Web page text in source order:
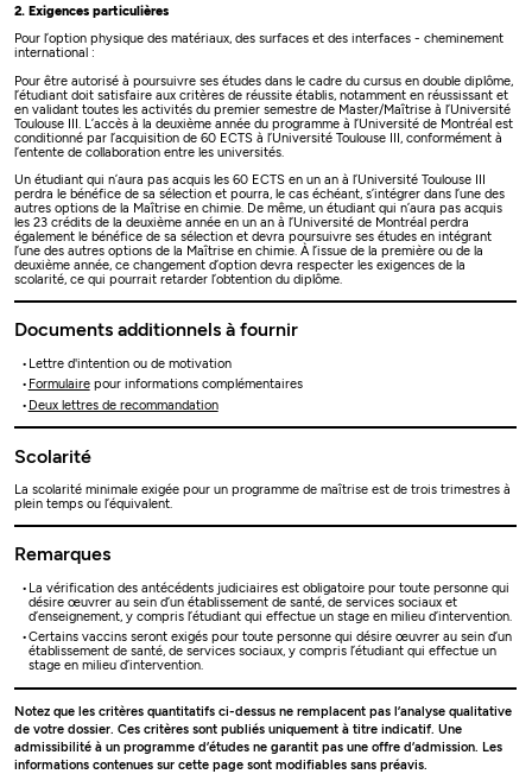
2. Exigences particulières
Pour l’option physique des matériaux, des surfaces et des interfaces - cheminement
international :
Pour être autorisé à poursuivre ses études dans le cadre du cursus en double diplôme,
l’étudiant doit satisfaire aux critères de réussite établis, notamment en réussissant et
en validant toutes les activités du premier semestre de Master/Maîtrise à l’Université
Toulouse III. L’accès à la deuxième année du programme à l’Université de Montréal est
conditionné par l’acquisition de 60 ECTS à l’Université Toulouse III, conformément à
l’entente de collaboration entre les universités.
Un étudiant qui n’aura pas acquis les 60 ECTS en un an à l’Université Toulouse III
perdra le bénéfice de sa sélection et pourra, le cas échéant, s’intégrer dans l’une des
autres options de la Maîtrise en chimie. De même, un étudiant qui n’aura pas acquis
les 23 crédits de la deuxième année en un an à l’Université de Montréal perdra
également le bénéfice de sa sélection et devra poursuivre ses études en intégrant
l’une des autres options de la Maîtrise en chimie. À l’issue de la première ou de la
deuxième année, ce changement d’option devra respecter les exigences de la
scolarité, ce qui pourrait retarder l’obtention du diplôme.
Documents additionnels à fournir
Lettre d'intention ou de motivation
Formulairepour informations complémentaires
Deux lettres de recommandation
Scolarité
La scolarité minimale exigée pour un programme de maîtrise est de trois trimestres à
plein temps ou l’équivalent.
Remarques
La vérification des antécédents judiciaires est obligatoire pour toute personne qui
désire œuvrer au sein d’un établissement de santé, de services sociaux et
d’enseignement, y compris l’étudiant qui effectue un stage en milieu d’intervention.
Certains vaccins seront exigés pour toute personne qui désire œuvrer au sein d’un
établissement de santé, de services sociaux, y compris l’étudiant qui effectue un
stage en milieu d’intervention.
Notez que les critères quantitatifs ci-dessus ne remplacent pas l’analyse qualitative
de votre dossier. Ces critères sont publiés uniquement à titre indicatif. Une
admissibilité à un programme d’études ne garantit pas une offre d’admission. Les
informations contenues sur cette page sont modifiables sans préavis.